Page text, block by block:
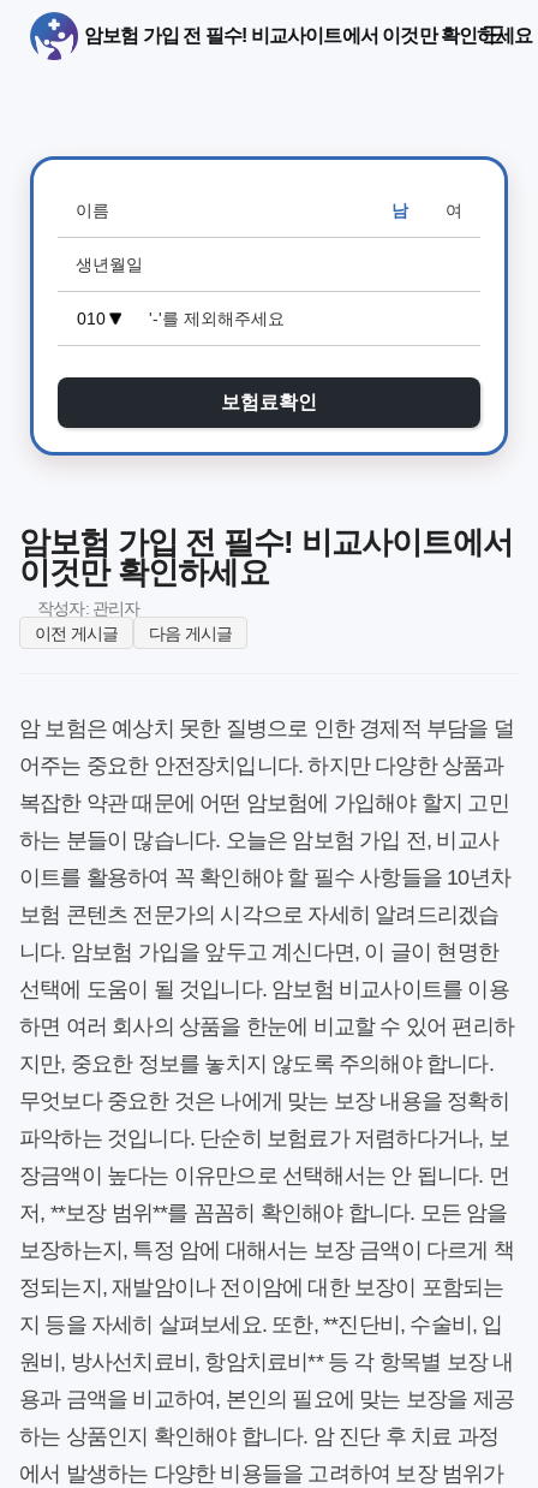
암보험 가입 전 필수! 비교사이트에서 이것만 확인하세요
남 여
보험료확인
암보험 가입 전 필수! 비교사이트에서
이것만 확인하세요
작성자: 관리자
이전 게시글
다음 게시글
암 보험은 예상치 못한 질병으로 인한 경제적 부담을 덜
어주는 중요한 안전장치입니다. 하지만 다양한 상품과
복잡한 약관 때문에 어떤 암보험에 가입해야 할지 고민
하는 분들이 많습니다. 오늘은 암보험 가입 전, 비교사
이트를 활용하여 꼭 확인해야 할 필수 사항들을 10년차
보험 콘텐츠 전문가의 시각으로 자세히 알려드리겠습
니다. 암보험 가입을 앞두고 계신다면, 이 글이 현명한
선택에 도움이 될 것입니다. 암보험 비교사이트를 이용
하면 여러 회사의 상품을 한눈에 비교할 수 있어 편리하
지만, 중요한 정보를 놓치지 않도록 주의해야 합니다.
무엇보다 중요한 것은 나에게 맞는 보장 내용을 정확히
파악하는 것입니다. 단순히 보험료가 저렴하다거나, 보
장금액이 높다는 이유만으로 선택해서는 안 됩니다. 먼
저, **보장 범위**를 꼼꼼히 확인해야 합니다. 모든 암을
보장하는지, 특정 암에 대해서는 보장 금액이 다르게 책
정되는지, 재발암이나 전이암에 대한 보장이 포함되는
지 등을 자세히 살펴보세요. 또한, **진단비, 수술비, 입
원비, 방사선치료비, 항암치료비** 등 각 항목별 보장 내
용과 금액을 비교하여, 본인의 필요에 맞는 보장을 제공
하는 상품인지 확인해야 합니다. 암 진단 후 치료 과정
에서 발생하는 다양한 비용들을 고려하여 보장 범위가